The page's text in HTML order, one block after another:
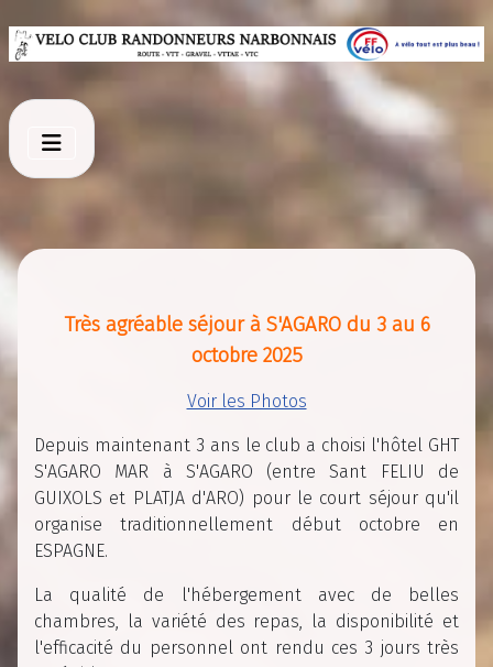
Très agréable séjour à S'AGARO du 3 au 6
octobre 2025
Voir les Photos
Depuis maintenant 3 ans le club a choisi l'hôtel GHT
S'AGARO MAR à S'AGARO (entre Sant FELIU de
GUIXOLS et PLATJA d'ARO) pour le court séjour qu'il
organise traditionnellement début octobre en
ESPAGNE.
La qualité de l'hébergement avec de belles
chambres, la variété des repas, la disponibilité et
l'efficacité du personnel ont rendu ces 3 jours très